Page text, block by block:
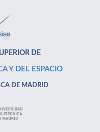
DE
Y DEL ESPACIO
DE MADRID